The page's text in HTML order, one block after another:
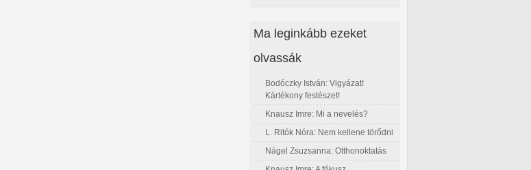
Ma leginkább ezeket
olvassák
Bodóczky István: Vigyázat!
Kártékony festészet!
Knausz Imre: Mi a nevelés?
L. Ritók Nóra: Nem kellene törődni
Nágel Zsuzsanna: Otthonoktatás